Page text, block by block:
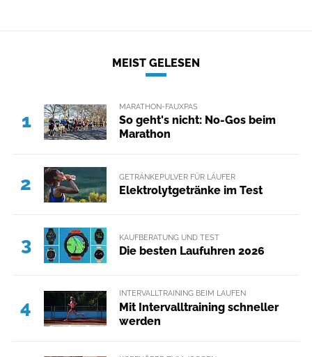
MEIST GELESEN
1
MARATHON-FAUXPAS
So geht's nicht: No-Gos beim
Marathon
2 GETRÄNKEPULVER FÜR LÄUFER
Elektrolytgetränke im Test
3 KAUFBERATUNG UND TEST
Die besten Laufuhren 2026
4
INTERVALLTRAINING BEIM LAUFEN
Mit Intervalltraining schneller
werden